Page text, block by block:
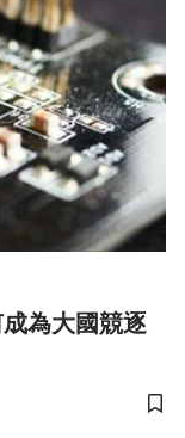
為大國競逐
儲